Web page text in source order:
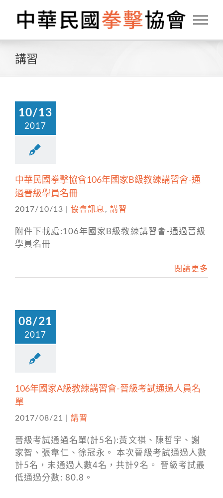
content
講習
10/13
2017
中華民國拳擊協會106年國家B級教練講習會-通
過晉級學員名冊
2017/10/13 協會訊息 , 講習
附件下載處:106年國家B級教練講習會-通過晉級
學員名冊
閱讀更多
08/21
2017
106年國家A級教練講習會-晉級考試通過人員名
單
2017/08/21 講習
晉級考試通過名單(計5名):黃文祺、陳哲宇、謝
家智、張韋仁、徐冠永。 本次晉級考試通過人數
計5名，未通過人數4名，共計9名。 晉級考試最
低通過分數: 80.8。